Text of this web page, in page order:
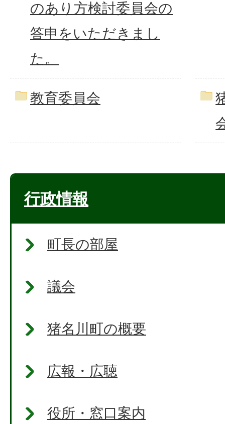
のあり方検討委員会の
答申をいただきまし
た。
教育委員会
行政情報
町長の部屋
議会
猪名川町の概要
広報・広聴
役所・窓口案内